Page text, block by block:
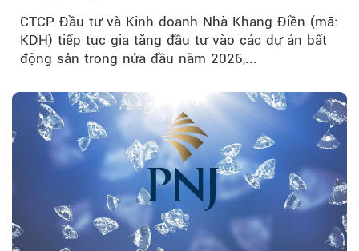
CTCP Đầu tư và Kinh doanh Nhà Khang Điền (mã:
KDH) tiếp tục gia tăng đầu tư vào các dự án bất
động sản trong nửa đầu năm 2026,...